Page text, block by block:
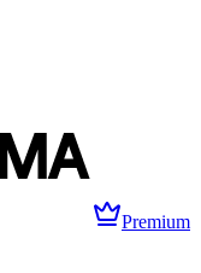
Premium